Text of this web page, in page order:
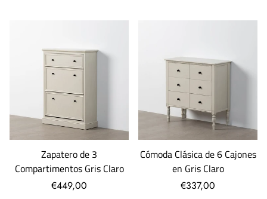
Zapatero de 3
Compartimentos Gris Claro
€449,00
Cómoda Clásica de 6 Cajones
en Gris Claro
€337,00